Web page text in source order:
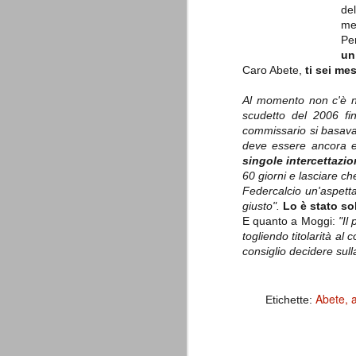
Caro Abete, ti sei
Al momento non c'è
scudetto del 2006
commissario si
deve essere ancora
singole
60 giorni e lasciare
Federcalcio
giusto". Lo è stato
E quanto a Moggi: "Il
togliendo titolarità al
consiglio decidere
Etichette: Abete
prestigio e guidata in modo da non
La Juve meno italiana
relativi criteri di compilazione),
che sono italiani invece solo 2 dei 10